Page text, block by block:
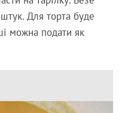
Для торта буде
можна подати як